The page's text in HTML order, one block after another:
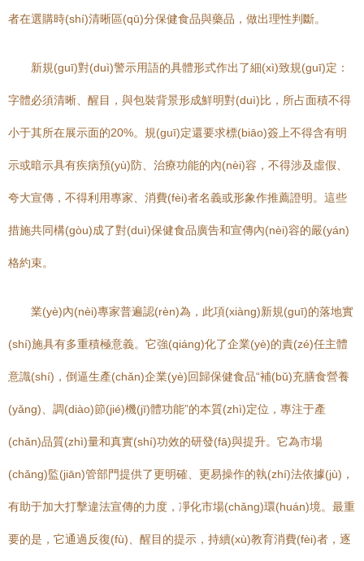
者在選購時(shí)清晰區(qū)分保健食品與藥品，做出理性判斷。
新規(guī)對(duì)警示用語的具體形式作出了細(xì)致規(guī)定：
字體必須清晰、醒目，與包裝背景形成鮮明對(duì)比，所占面積不得
小于其所在展示面的20%。規(guī)定還要求標(biāo)簽上不得含有明
示或暗示具有疾病預(yù)防、治療功能的內(nèi)容，不得涉及虛假、
夸大宣傳，不得利用專家、消費(fèi)者名義或形象作推薦證明。這些
措施共同構(gòu)成了對(duì)保健食品廣告和宣傳內(nèi)容的嚴(yán)
格約束。
業(yè)內(nèi)專家普遍認(rèn)為，此項(xiàng)新規(guī)的落地實
(shí)施具有多重積極意義。它強(qiáng)化了企業(yè)的責(zé)任主體
意識(shí)，倒逼生產(chǎn)企業(yè)回歸保健食品“補(bǔ)充膳食營養
(yǎng)、調(diào)節(jié)機(jī)體功能”的本質(zhì)定位，專注于產
(chǎn)品質(zhì)量和真實(shí)功效的研發(fā)與提升。它為市場
(chǎng)監(jiān)管部門提供了更明確、更易操作的執(zhí)法依據(jù)，
有助于加大打擊違法宣傳的力度，凈化市場(chǎng)環(huán)境。最重
要的是，它通過反復(fù)、醒目的提示，持續(xù)教育消費(fèi)者，逐